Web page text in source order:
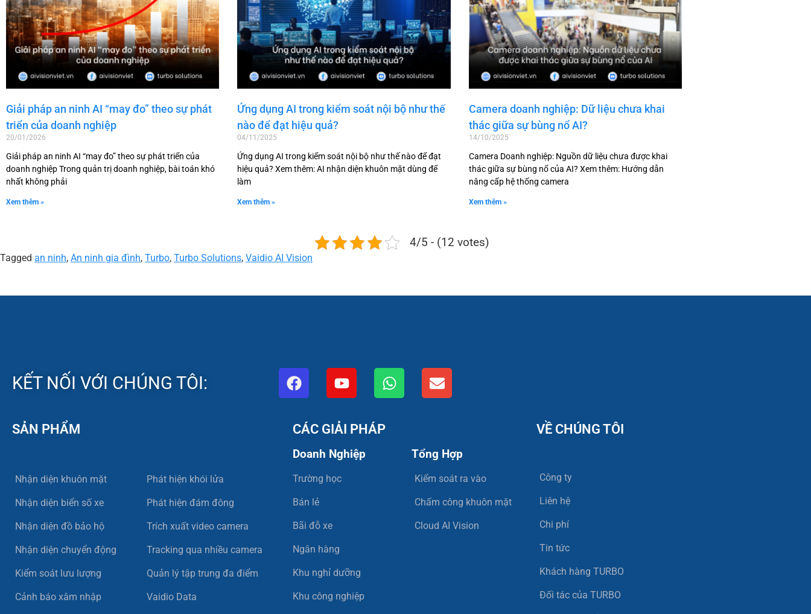
Giải pháp an ninh AI “may đo” theo sự phát
triển của doanh nghiệp
20/01/2026
Giải pháp an ninh AI “may đo” theo sự phát triển của
doanh nghiệp Trong quản trị doanh nghiệp, bài toán khó
nhất không phải
Xem thêm »
Ứng dụng AI trong kiểm soát nội bộ như thế
nào để đạt hiệu quả?
04/11/2025
Ứng dụng AI trong kiểm soát nội bộ như thế nào để đạt
hiệu quả? Xem thêm: AI nhận diện khuôn mặt dùng để
làm
Xem thêm »
Camera doanh nghiệp: Dữ liệu chưa khai
thác giữa sự bùng nổ AI?
14/10/2025
Camera Doanh nghiệp: Nguồn dữ liệu chưa được khai
thác giữa sự bùng nổ của AI? Xem thêm: Hướng dẫn
nâng cấp hệ thống camera
Xem thêm »
4/5 - (12 votes)
Tagged an ninh, An ninh gia đình, Turbo, Turbo Solutions, Vaidio AI Vision
KẾT NỐI VỚI CHÚNG TÔI:
SẢN PHẨM
Nhận diện khuôn mặt
Nhận diện biển số xe
Nhận diện đồ bảo hộ
Nhận diện chuyển động
Kiểm soát lưu lượng
Cảnh báo xâm nhập
Phát hiện khói lửa
Phát hiện đám đông
Trích xuất video camera
Tracking qua nhiều camera
Quản lý tập trung đa điểm
Vaidio Data
CÁC GIẢI PHÁP
Doanh Nghiệp
Trường học
Bán lẻ
Bãi đỗ xe
Ngân hàng
Khu nghỉ dưỡng
Khu công nghiệp
Tổng Hợp
Kiểm soát ra vào
Chấm công khuôn mặt
Cloud AI Vision
VỀ CHÚNG TÔI
Công ty
Liên hệ
Chi phí
Tin tức
Khách hàng TURBO
Đối tác của TURBO